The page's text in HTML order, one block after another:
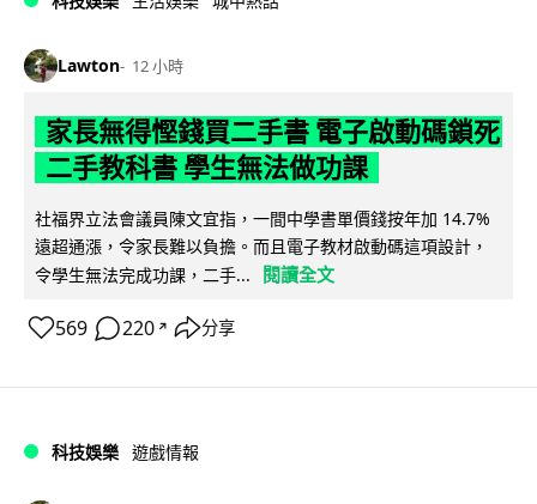
Lawton 12 小時
家長無得慳錢買二手書 電子啟動碼鎖死
二手教科書 學生無法做功課
社福界立法會議員陳文宜指，一間中學書單價錢按年加 14.7%
遠超通漲，令家長難以負擔。而且電子教材啟動碼這項設計，
令學生無法完成功課，二手...
閱讀全文
569 220 ↗ 分享
科技娛樂 遊戲情報